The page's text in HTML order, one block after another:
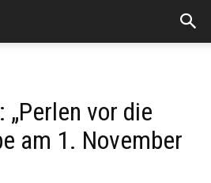
„Perlen vor die
am 1. November